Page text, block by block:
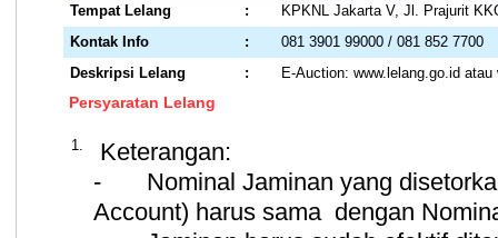
Tempat Lelang
:
KPKNL Jakarta V, Jl. Prajurit
Kontak Info
:
081 3901 99000 / 081 852 7700
Deskripsi Lelang
:
E-Auction: www.lelang.go.id atau
Persyaratan Lelang
1.
Keterangan:
-
Nominal Jaminan yang
Account) harus sama dengan